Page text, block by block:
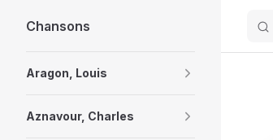
Skip to content
Chansons
Aragon, Louis
Aznavour, Charles